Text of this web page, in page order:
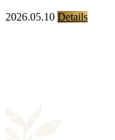
2026.05.10 Details